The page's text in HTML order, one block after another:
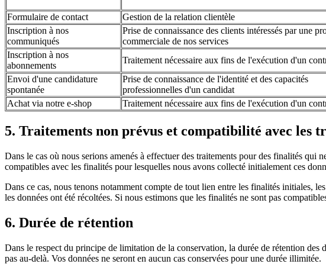
Formulaire de contact Gestion de la relation clientèle
Inscription à nos
communiqués
Prise de connaissance des clients intéressés par une
commerciale de nos services
Inscription à nos
abonnements
Traitement nécessaire aux fins de l'exécution d'un
Envoi d'une candidature
spontanée
Prise de connaissance de l'identité et des capacités
professionnelles d'un candidat
Achat via notre e-shop
Traitement nécessaire aux fins de l'exécution d'un
5. Traitements non prévus et compatibilité avec les
Dans le cas où nous serions amenés à effectuer des traitements pour des finalités
compatibles avec les finalités pour lesquelles nous avons collecté initialement ces
Dans ce cas, nous tenons notamment compte de tout lien entre les finalités initiales,
les données ont été récoltées. Si nous estimons que les finalités ne sont pas
6. Durée de rétention
Dans le respect du principe de limitation de la conservation, la durée de rétention des
pas au-delà. Vos données ne seront en aucun cas conservées pour une durée illimitée.